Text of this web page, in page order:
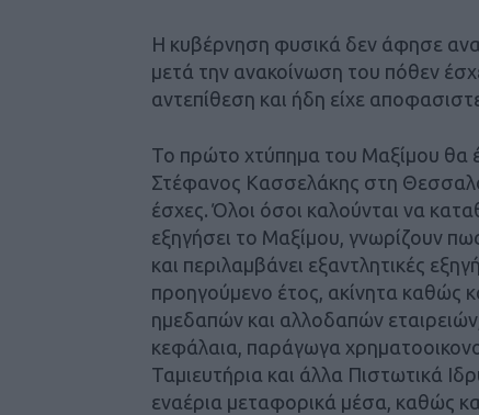
Η κυβέρνηση φυσικά δεν άφησε
μετά την ανακοίνωση του πόθεν
αντεπίθεση και ήδη είχε
Το πρώτο χτύπημα του Μαξίμου θα
Στέφανος Κασσελάκης στη
έσχες. Όλοι όσοι καλούνται να
εξηγήσει το Μαξίμου, γνωρίζουν
και περιλαμβάνει εξαντλητικές
προηγούμενο έτος, ακίνητα καθώς
ημεδαπών και αλλοδαπών
κεφάλαια, παράγωγα
Ταμιευτήρια και άλλα Πιστωτικά
εναέρια μεταφορικά μέσα, καθώς